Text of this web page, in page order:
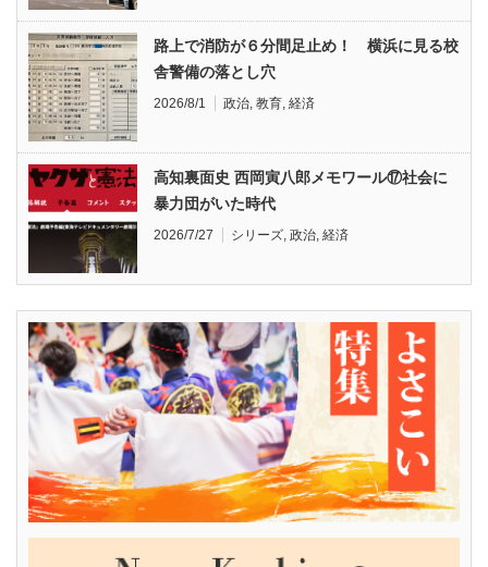
路上で消防が６分間足止め！ 横浜に見る校
舎警備の落とし穴
2026/8/1 政治, 教育, 経済
高知裏面史 西岡寅八郎メモワール⑰社会に
暴力団がいた時代
2026/7/27 シリーズ, 政治, 経済